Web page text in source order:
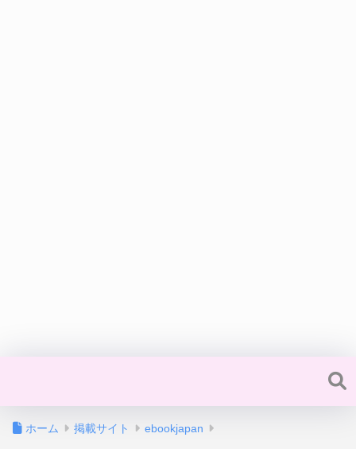
ホーム 掲載サイト ebookjapan